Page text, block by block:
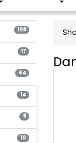
Dani
198
17
64
14
9
10